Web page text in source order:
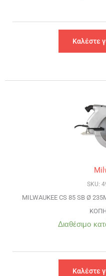
Καλέστε
SKU:
MILWAUKEE CS 85 SB Ø
Διαθέσιμο
Καλέστε